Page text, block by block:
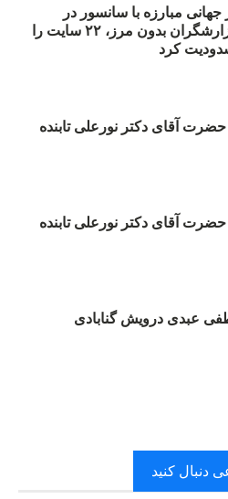
روز جهانی مبارزه با سانسور در
اینترنت: #آزادی هم‌آیند گزارشگران‌ بدون مرز، ۲۲ سایت را
کرد
حضرت آقای دکتر نورعلی تابنده
حضرت آقای دکتر نورعلی تابنده
عبدی درویش گنابادی
دنبال کنید